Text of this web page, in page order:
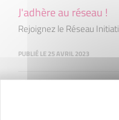
J'adhère au réseau !
Rejoignez le Réseau
PUBLIÉ LE 25 AVRIL 2023